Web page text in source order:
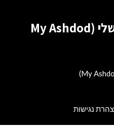
אודות חדשות אשדוד שלי (My Ashdod
נגישות